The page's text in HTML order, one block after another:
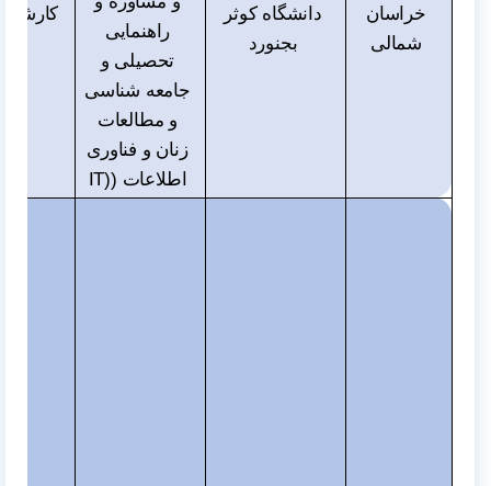
خراسان
شمالی
دانشگاه کوثر
بجنورد
راهنمایی
تحصیلی و
جامعه شناسی
و مطالعات
زنان و فناوری
اطلاعات (IT)